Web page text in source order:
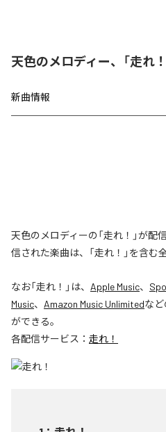
天色のメロディー、「走れ
新曲情報
天色のメロディーの「走れ！」が
信された楽曲は、「走れ！」を含む
なお「走れ！ 」は、 Apple Music、
Music、 Amazon Music Unlimitedな
ができる。
各配信サービス： 走れ！